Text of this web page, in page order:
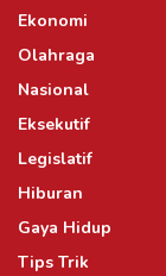
Ekonomi
Olahraga
Nasional
Eksekutif
Legislatif
Hiburan
Gaya Hidup
Tips Trik